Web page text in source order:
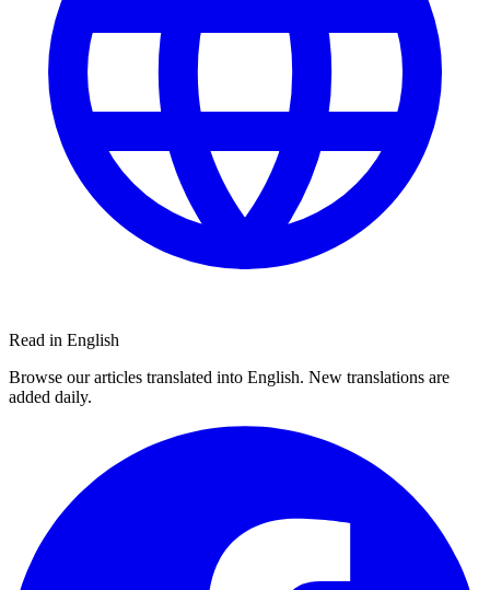
Read in English
Browse our articles translated into English. New translations are
added daily.